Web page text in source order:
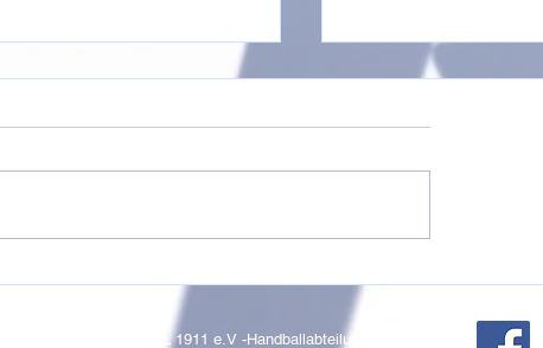
© 2017 by SC WALDNIEL 1911 e.V -Handballabteilung-